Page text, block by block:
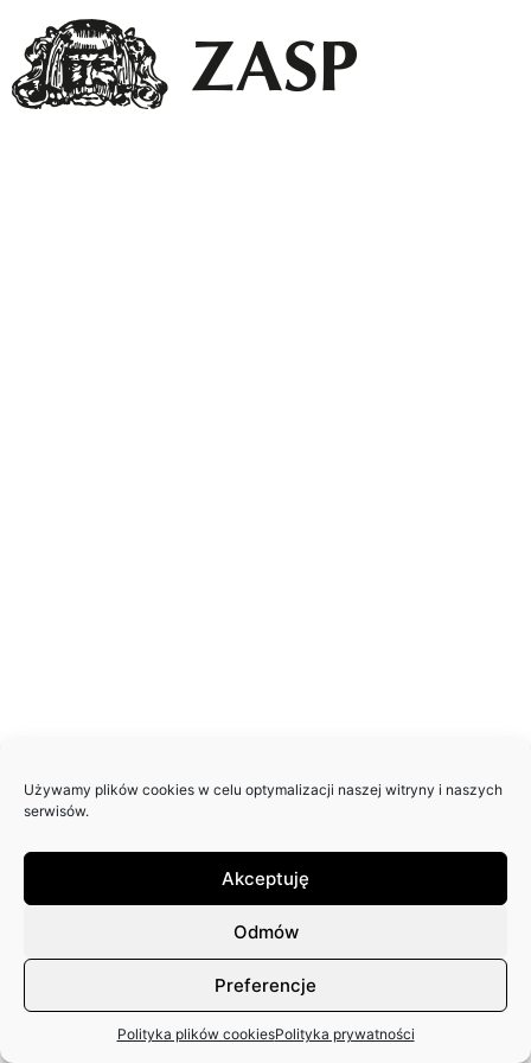
Używamy plików cookies w celu optymalizacji naszej witryny i naszych
serwisów.
Akceptuję
Odmów
Preferencje
Polityka plików cookiesPolityka prywatności